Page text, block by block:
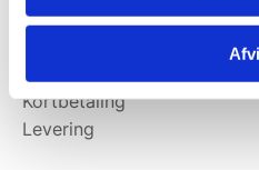
Information
Kortbetaling
Levering